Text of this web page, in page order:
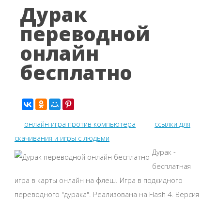
Дурак
переводной
онлайн
бесплатно
онлайн игра против компьютера
ссылки для
скачивания и игры с людьми
Дурак -
бесплатная
игра в карты онлайн на флеш. Игра в подкидного
переводного "дурака". Реализована на Flash 4. Версия